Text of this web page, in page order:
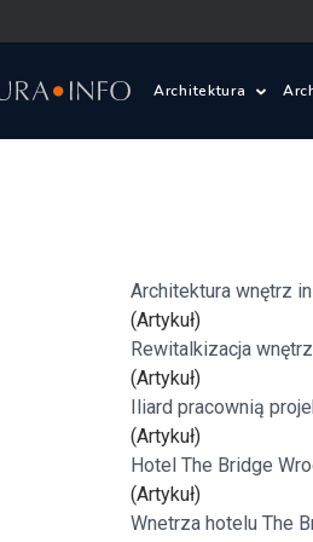
Architektura
Wasze
Architektura
Prace
Pracownie
Architektura wnętrz
(Artykuł)
Rewitalkizacja
(Artykuł)
Iliard pracownią
(Artykuł)
Hotel The Bridge
(Artykuł)
Wnetrza hotelu The